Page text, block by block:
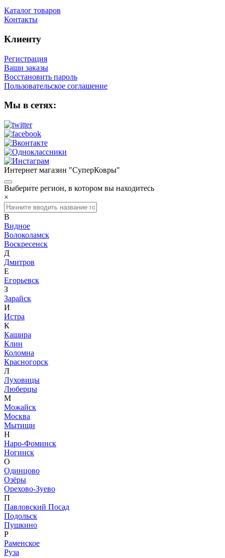
Каталог товаров
Контакты
Клиенту
Регистрация
Ваши заказы
Восстановить пароль
Пользовательское соглашение
Мы в сетях:
Интернет магазин "СуперКовры"
Выберите регион, в котором вы находитесь
×
В
Видное
Волоколамск
Воскресенск
Д
Дмитров
Е
Егорьевск
З
Зарайск
И
Истра
К
Кашира
Клин
Коломна
Красногорск
Л
Луховицы
Люберцы
М
Можайск
Москва
Мытищи
Н
Наро-Фоминск
Ногинск
О
Одинцово
Озёры
Орехово-Зуево
П
Павловский Посад
Подольск
Пушкино
Р
Раменское
Руза